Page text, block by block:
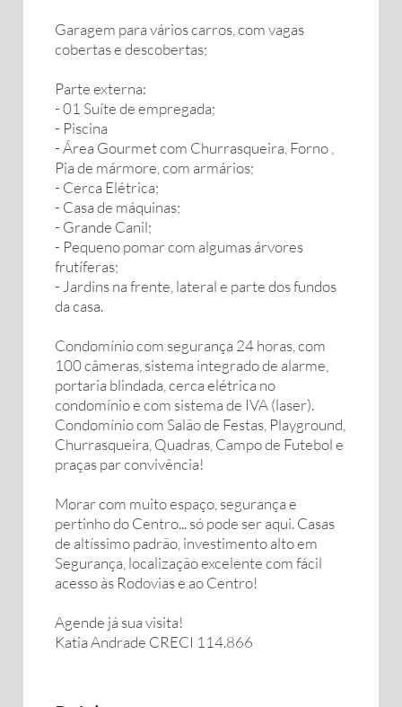
Garagem para vários carros, com vagas
cobertas e descobertas;
Parte externa:
- 01 Suíte de empregada;
- Piscina
- Área Gourmet com Churrasqueira, Forno ,
Pia de mármore, com armários;
- Cerca Elétrica;
- Casa de máquinas;
- Grande Canil;
- Pequeno pomar com algumas árvores
frutíferas;
- Jardins na frente, lateral e parte dos fundos
da casa.
Condomínio com segurança 24 horas, com
100 câmeras, sistema integrado de alarme,
portaria blindada, cerca elétrica no
condomínio e com sistema de IVA (laser).
Condomínio com Salão de Festas, Playground,
Churrasqueira, Quadras, Campo de Futebol e
praças par convivência!
Morar com muito espaço, segurança e
pertinho do Centro... só pode ser aqui. Casas
de altíssimo padrão, investimento alto em
Segurança, localização excelente com fácil
acesso às Rodovias e ao Centro!
Agende já sua visita!
Katia Andrade CRECI 114.866